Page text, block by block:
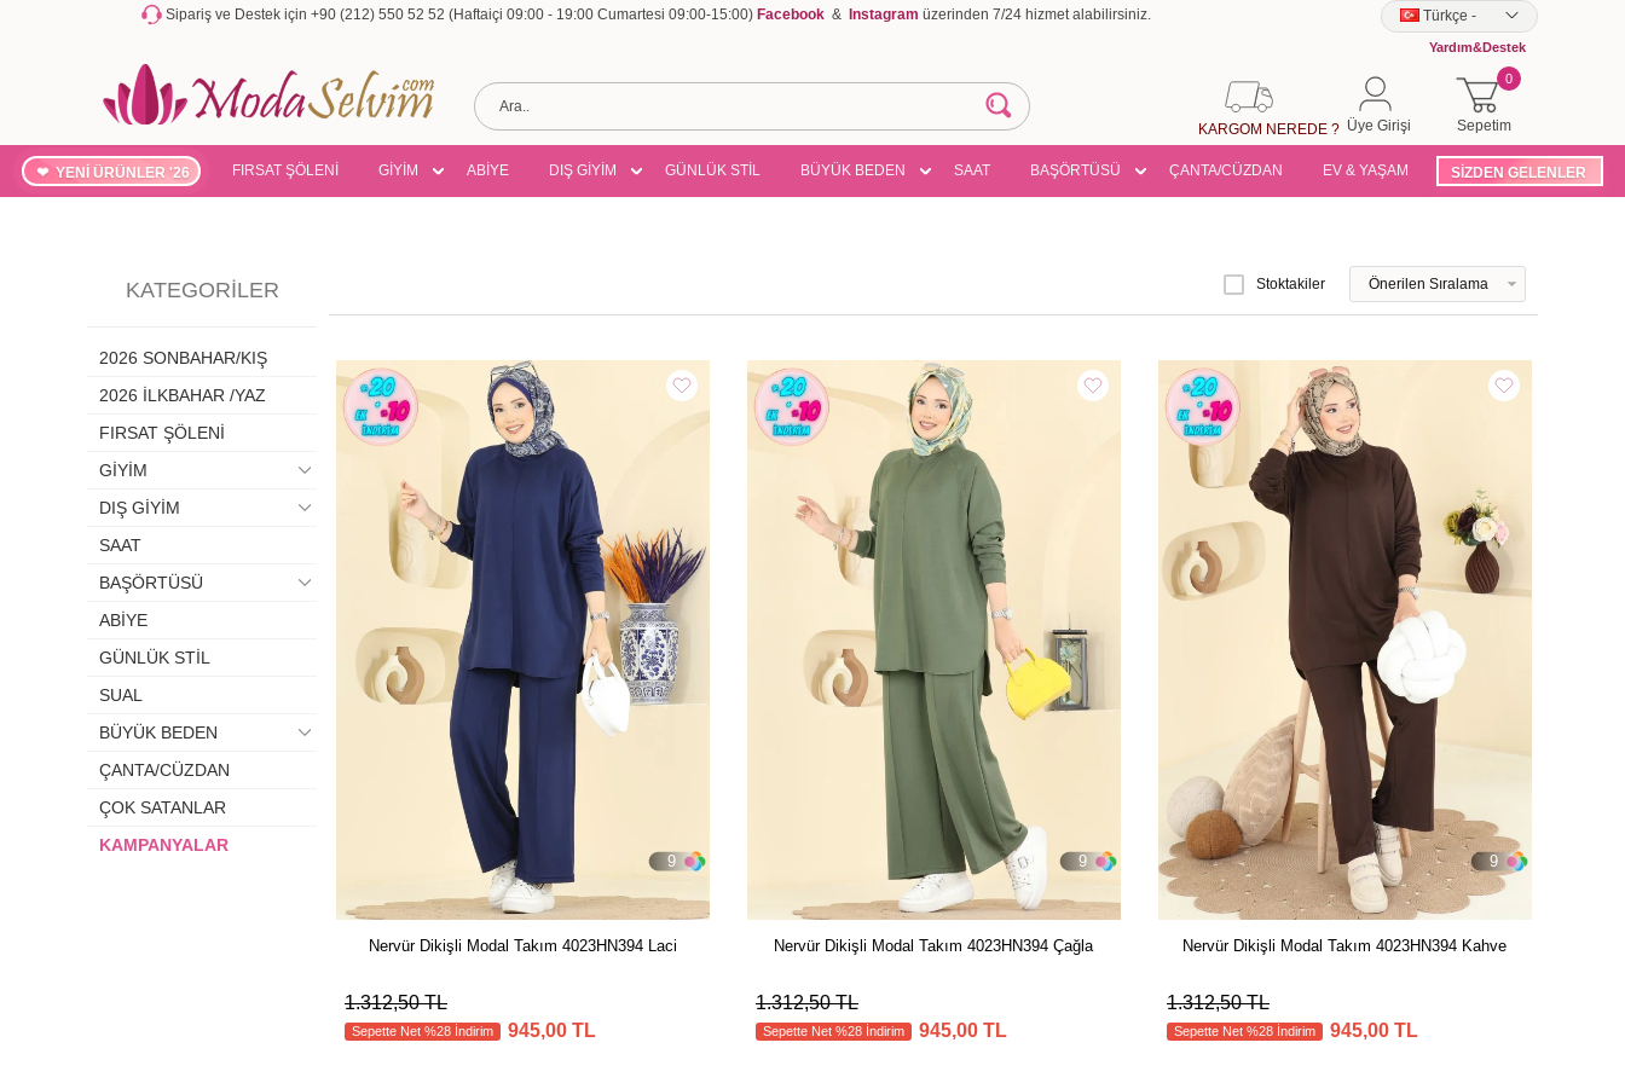
Sipariş ve Destek için +90 (212) 550 52 52 (Haftaiçi 09:00 - 19:00 Cumartesi 09:00-15:00) Facebook & Instagram üzerinden 7/24 hizmet alabilirsiniz. Türkçe -
Yardım&Destek
Sepetim
0
Üye Girişi
KARGOM NEREDE ?
YENİ ÜRÜNLER '26 FIRSAT ŞÖLENİ GİYİM ABİYE DIŞ GİYİM GÜNLÜK STİL BÜYÜK BEDEN SAAT BAŞÖRTÜSÜ ÇANTA/CÜZDAN EV & YAŞAM SİZDEN GELENLER
KATEGORILER
2026 SONBAHAR/KIŞ
2026 İLKBAHAR /YAZ
FIRSAT ŞÖLENİ
GİYİM
DIŞ GİYİM
SAAT
BAŞÖRTÜSÜ
ABİYE
GÜNLÜK STİL
SUAL
BÜYÜK BEDEN
ÇANTA/CÜZDAN
ÇOK SATANLAR
KAMPANYALAR
Stoktakiler
9
Nervür Dikişli Modal Takım 4023HN394 Laci
1.312,50 TL
Sepette Net %28 İndirim 945,00 TL
9
Nervür Dikişli Modal Takım 4023HN394 Çağla
1.312,50 TL
Sepette Net %28 İndirim 945,00 TL
9
Nervür Dikişli Modal Takım 4023HN394 Kahve
1.312,50 TL
Sepette Net %28 İndirim 945,00 TL